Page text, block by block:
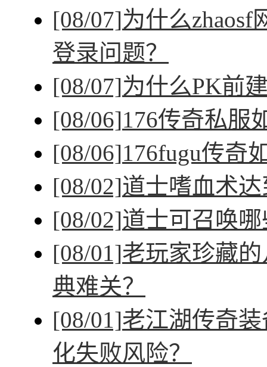
[08/07]为什么
登录问题？
[08/07]为什么PK前
[08/06]176传奇私服
[08/06]176fugu传奇
[08/02]道士嗜血术
[08/02]道士可召唤
[08/01]老玩家珍藏
典难关？
[08/01]老江湖传奇
化失败风险？